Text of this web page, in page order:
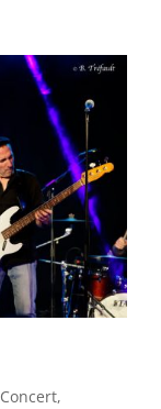
Concert,